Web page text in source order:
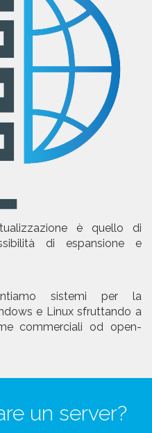
è quello di
di espansione e
sistemi per la
e Linux sfruttando a
commerciali od open-
un server?